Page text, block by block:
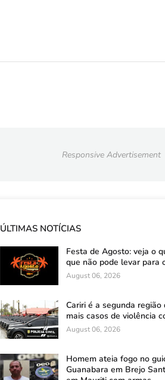
Responsive Advertisement
ÚLTIMAS NOTÍCIAS
Festa de Agosto: veja o
que não pode levar para
August 06, 2026
Cariri é a segunda região
mais casos de violência
August 06, 2026
Homem ateia fogo no
Guanabara em Brejo